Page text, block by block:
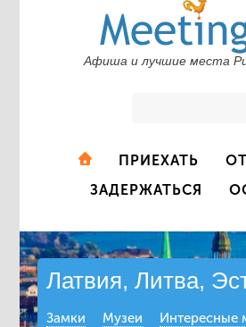
Афиша и лучшие места
ПРИЕХАТЬ
ЗАДЕРЖАТЬСЯ
Латвия, Литва,
Замки Музеи
Интересные